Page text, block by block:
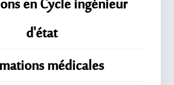
en Cycle ingénieur
d'état
médicales